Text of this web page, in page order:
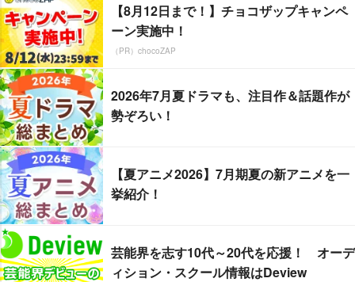
【8月12日まで！】チョコザップキャンペ
ーン実施中！
（PR）chocoZAP
2026年7月夏ドラマも、注目作＆話題作が
勢ぞろい！
【夏アニメ2026】7月期夏の新アニメを一
挙紹介！
芸能界を志す10代～20代を応援！ オーデ
ィション・スクール情報はDeview